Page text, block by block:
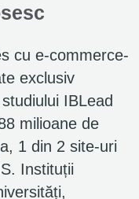
cu e-commerce-
exclusiv
IBLead
milioane de
1 din 2 site-uri
Instituții